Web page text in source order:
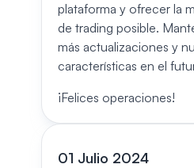
plataforma y ofrecer la
de trading posible.
más actualizaciones y
características en el
¡Felices operaciones!
01 Julio 2024